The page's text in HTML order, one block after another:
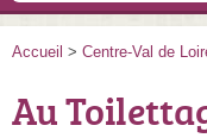
Accueil > Centre-Val de
Au